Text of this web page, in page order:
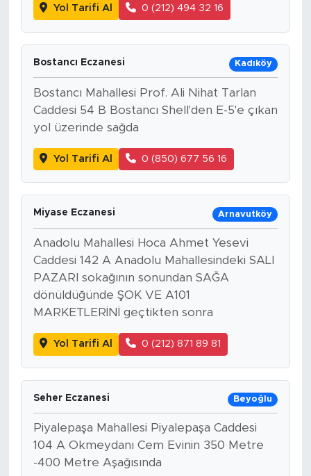
Yol Tarifi Al 0 (212) 494 32 16
Bostancı Eczanesi Kadıköy
Bostancı Mahallesi Prof. Ali Nihat Tarlan
Caddesi 54 B Bostancı Shell'den E-5'e çıkan
yol üzerinde sağda
Yol Tarifi Al 0 (850) 677 56 16
Miyase Eczanesi Arnavutköy
Anadolu Mahallesi Hoca Ahmet Yesevi
Caddesi 142 A Anadolu Mahallesindeki SALI
PAZARI sokağının sonundan SAĞA
dönüldüğünde ŞOK VE A101
MARKETLERİNİ geçtikten sonra
Yol Tarifi Al 0 (212) 871 89 81
Seher Eczanesi Beyoğlu
Piyalepaşa Mahallesi Piyalepaşa Caddesi
104 A Okmeydanı Cem Evinin 350 Metre
-400 Metre Aşağısında